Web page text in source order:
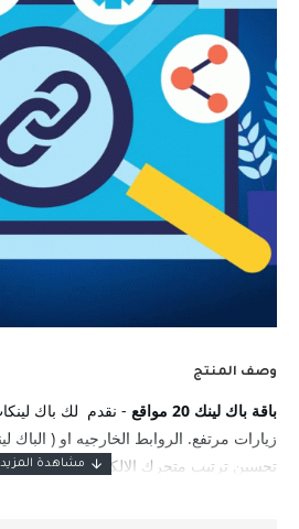
وصف المنتج
باقة باك لينك 20 مواقع - نقدم لك باك
زيارات مرتفع. الروابط الخارجيه او ( الباك
تحسين ترتيب متجرك الالكتروني في سله